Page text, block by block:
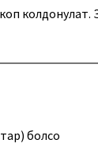
колдонулат.
болсо